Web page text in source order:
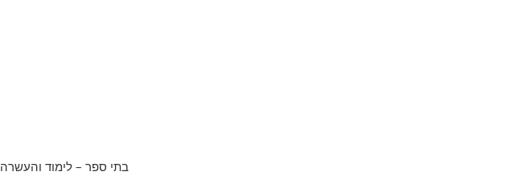
בתי ספר – לימוד והעשרה